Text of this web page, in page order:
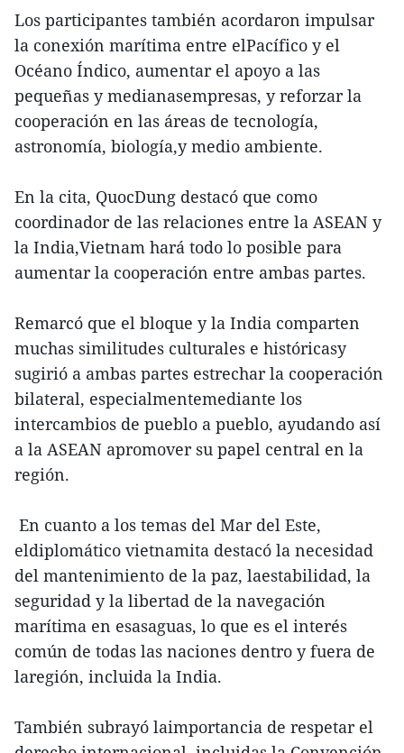
Los participantes también acordaron impulsar
la conexión marítima entre elPacífico y el
Océano Índico, aumentar el apoyo a las
pequeñas y medianasempresas, y reforzar la
cooperación en las áreas de tecnología,
astronomía, biología,y medio ambiente.
En la cita, QuocDung destacó que como
coordinador de las relaciones entre la ASEAN y
la India,Vietnam hará todo lo posible para
aumentar la cooperación entre ambas partes.
Remarcó que el bloque y la India comparten
muchas similitudes culturales e históricasy
sugirió a ambas partes estrechar la cooperación
bilateral, especialmentemediante los
intercambios de pueblo a pueblo, ayudando así
a la ASEAN apromover su papel central en la
región.
En cuanto a los temas del Mar del Este,
eldiplomático vietnamita destacó la necesidad
del mantenimiento de la paz, laestabilidad, la
seguridad y la libertad de la navegación
marítima en esasaguas, lo que es el interés
común de todas las naciones dentro y fuera de
laregión, incluida la India.
También subrayó laimportancia de respetar el